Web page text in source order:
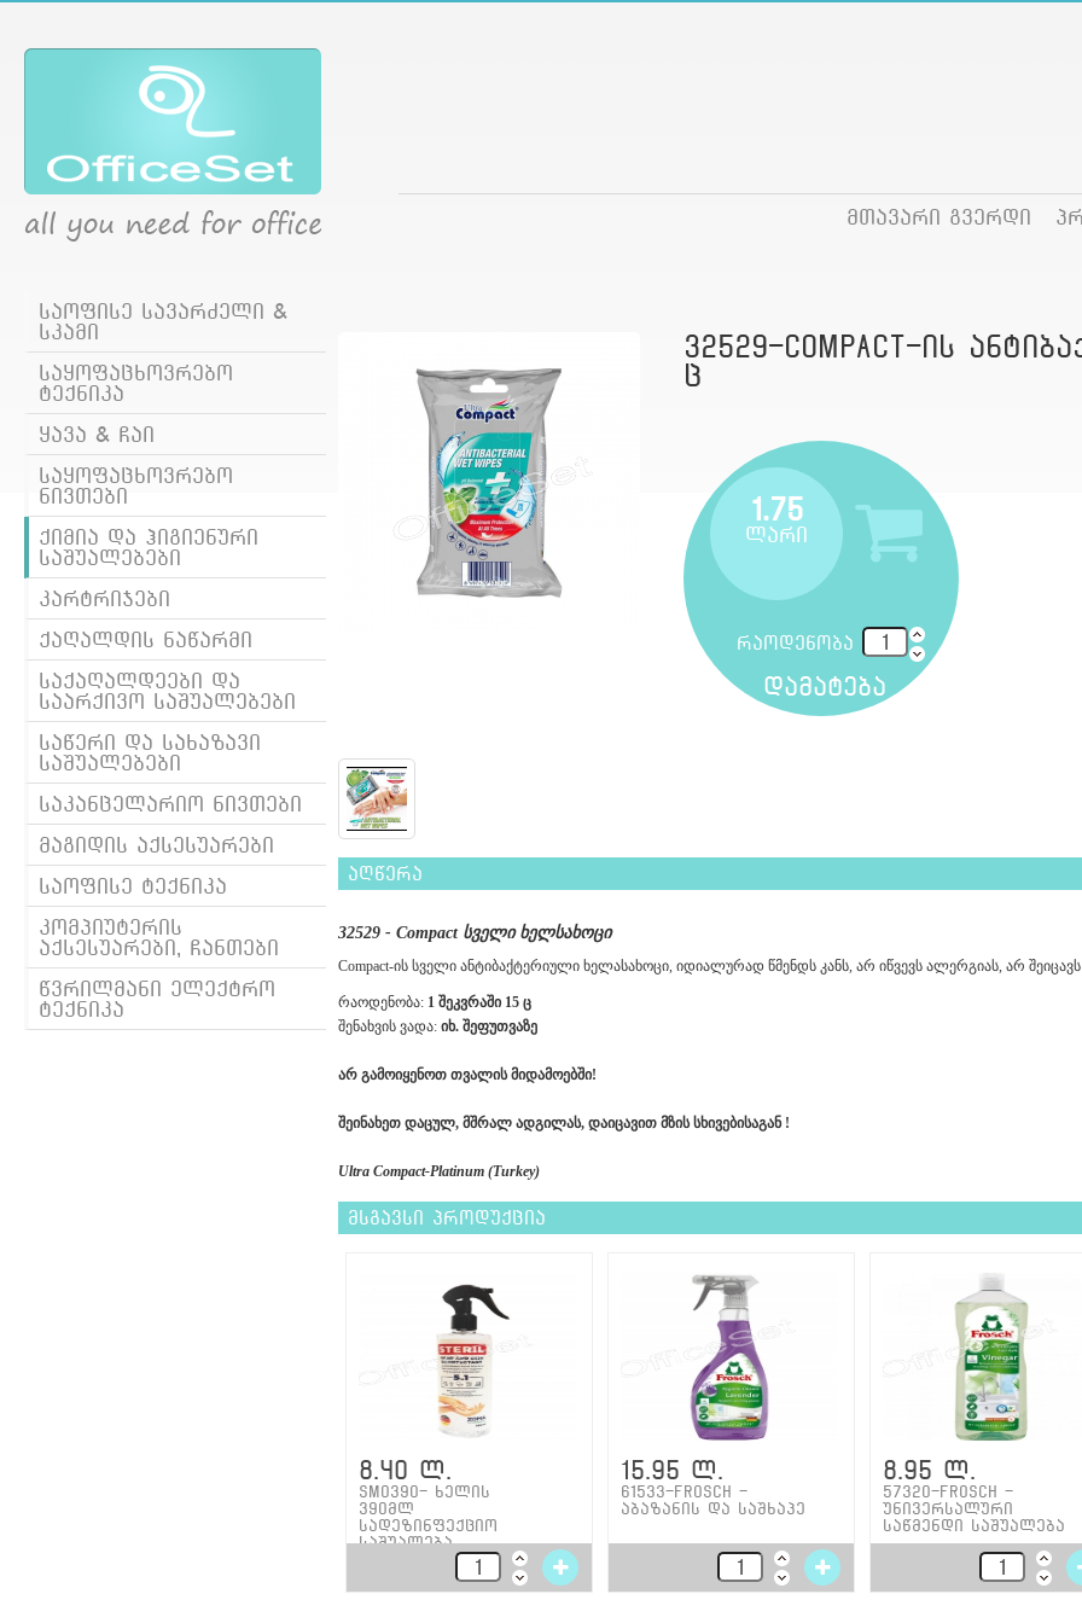
მთავარი გვერდი
საოფისე სავარძელი &
სკამი
საყოფაცხოვრებო
ტექნიკა
ყავა & ჩაი
საყოფაცხოვრებო
ნივთები
ქიმია და ჰიგიენური
საშუალებები
კარტრიჯები
ქაღალდის ნაწარმი
საქაღალდეები და
საარქივო საშუალებები
საწერი და სახაზავი
საშუალებები
საკანცელარიო ნივთები
მაგიდის აქსესუარები
საოფისე ტექნიკა
კომპიუტერის
აქსესუარები, ჩანთები
წვრილმანი ელექტრო
ტექნიკა
32529-Compact-ის
ც
1.75
ლარი
რაოდენობა
დამატება
აღწერა
32529 - Compact სველი ხელსახოცი
Compact-ის სველი ანტიბაქტერიული ხელასახოცი, იდიალურად წმენდს კანს, არ იწვევს ალერგიას, არ
რაოდენობა: 1 შეკვრაში 15 ც
შენახვის ვადა: იხ. შეფუთვაზე
არ გამოიყენოთ თვალის მიდამოებში!
შეინახეთ დაცულ, მშრალ ადგილას, დაიცავით მზის სხივებისაგან !
Ultra Compact-Platinum (Turkey)
მსგავსი პროდუქცია
8.40 ლ.
SM0390- ხელის
390მლ
სადეზინფექციო
საშუალება
15.95 ლ.
61533-Frosch -
აბაზანის და საშხაპე
8.95 ლ.
57320-Frosch -
უნივერსალური
საწმენდი საშუალება